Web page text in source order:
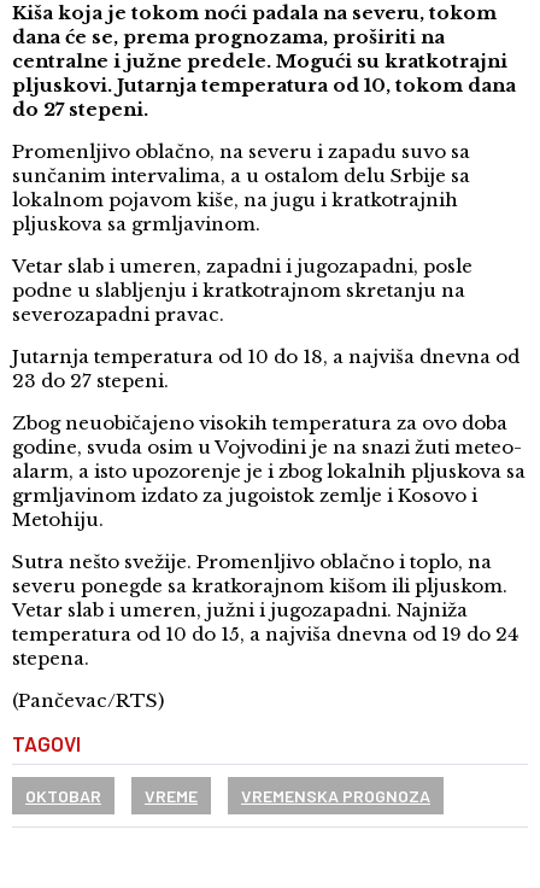
Kiša koja je tokom noći padala na severu, tokom
dana će se, prema prognozama, proširiti na
centralne i južne predele. Mogući su kratkotrajni
pljuskovi. Jutarnja temperatura od 10, tokom dana
do 27 stepeni.
Promenljivo oblačno, na severu i zapadu suvo sa
sunčanim intervalima, a u ostalom delu Srbije sa
lokalnom pojavom kiše, na jugu i kratkotrajnih
pljuskova sa grmljavinom.
Vetar slab i umeren, zapadni i jugozapadni, posle
podne u slabljenju i kratkotrajnom skretanju na
severozapadni pravac.
Jutarnja temperatura od 10 do 18, a najviša dnevna od
23 do 27 stepeni.
Zbog neuobičajeno visokih temperatura za ovo doba
godine, svuda osim u Vojvodini je na snazi žuti meteo-
alarm, a isto upozorenje je i zbog lokalnih pljuskova sa
grmljavinom izdato za jugoistok zemlje i Kosovo i
Metohiju.
Sutra nešto svežije. Promenljivo oblačno i toplo, na
severu ponegde sa kratkorajnom kišom ili pljuskom.
Vetar slab i umeren, južni i jugozapadni. Najniža
temperatura od 10 do 15, a najviša dnevna od 19 do 24
stepena.
(Pančevac/RTS)
TAGOVI
OKTOBAR VREME VREMENSKA PROGNOZA